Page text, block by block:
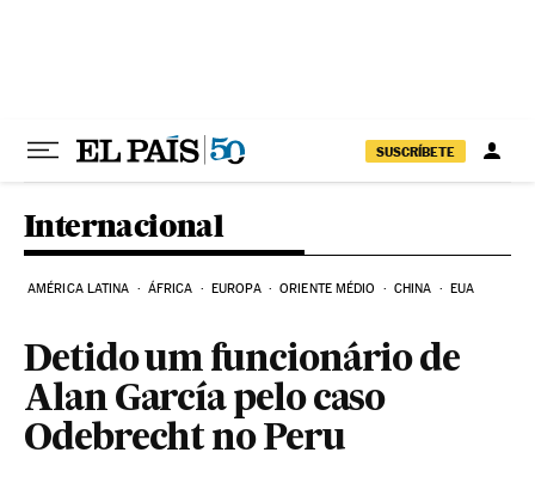
SUSCRÍBETE
Internacional
AMÉRICA LATINA ÁFRICA EUROPA ORIENTE MÉDIO CHINA EUA
Detido um funcionário de
Alan García pelo caso
Odebrecht no Peru